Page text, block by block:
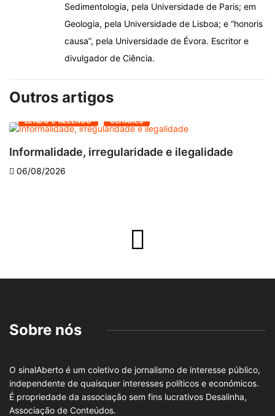
Sedimentologia, pela Universidade de Paris; em
Geologia, pela Universidade de Lisboa; e “honoris
causa”, pela Universidade de Évora. Escritor e
divulgador de Ciência.
Outros artigos
LENDO E RELENDO OLHARES
Informalidade, irregularidade e ilegalidade
06/08/2026
Sobre nós
O sinalAberto é um coletivo de jornalismo de interesse público,
independente de quaisquer interesses políticos e económicos.
É propriedade da associação sem fins lucrativos Desalinha,
Associação de Conteúdos.